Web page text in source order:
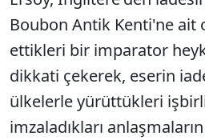
Boubon Antik Kenti'ne ait
ettikleri bir imparator
dikkati çekerek, eserin
ülkelerle yürüttükleri
imzaladıkları